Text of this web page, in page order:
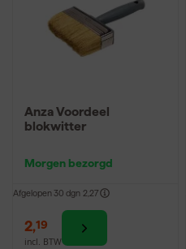
Anza Voordeel
blokwitter
Morgen bezorgd
Afgelopen 30 dgn 2,27
2,19
incl. BTW